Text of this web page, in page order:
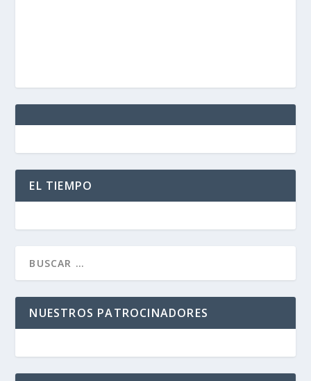
EL TIEMPO
NUESTROS PATROCINADORES